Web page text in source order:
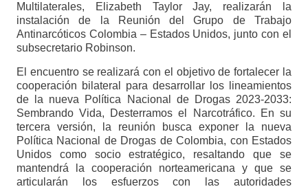
Multilaterales, Elizabeth Taylor Jay, realizarán la
instalación de la Reunión del Grupo de Trabajo
Antinarcóticos Colombia – Estados Unidos, junto con el
subsecretario Robinson.
El encuentro se realizará con el objetivo de fortalecer la
cooperación bilateral para desarrollar los lineamientos
de la nueva Política Nacional de Drogas 2023-2033:
Sembrando Vida, Desterramos el Narcotráfico. En su
tercera versión, la reunión busca exponer la nueva
Política Nacional de Drogas de Colombia, con Estados
Unidos como socio estratégico, resaltando que se
mantendrá la cooperación norteamericana y que se
articularán los esfuerzos con las autoridades